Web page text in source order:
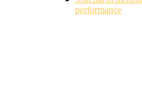
performance